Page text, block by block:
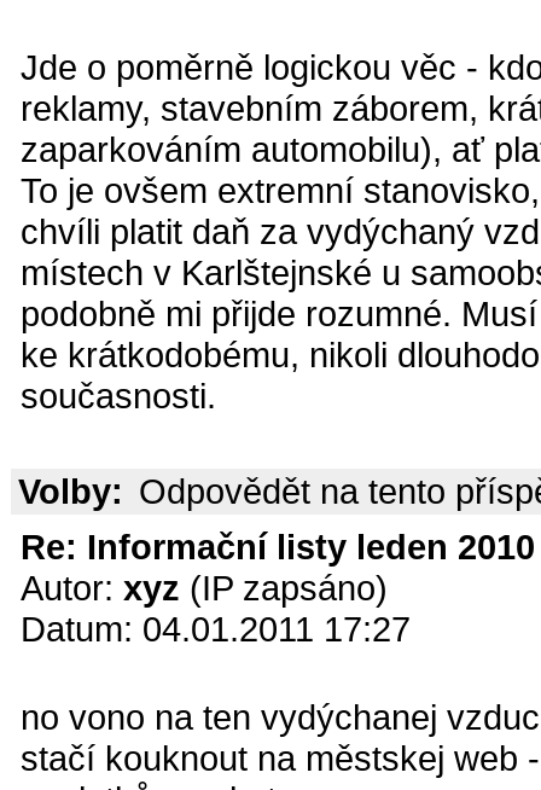
Jde o poměrně logickou věc -
reklamy, stavebním záborem,
zaparkováním automobilu), ať
To je ovšem extremní
chvíli platit daň za vydýchaný
místech v Karlštejnské u
podobně mi přijde rozumné.
ke krátkodobému, nikoli
současnosti.
Volby: Odpovědět na tento
Re: Informační listy leden
Autor: xyz (IP zapsáno)
Datum: 04.01.2011 17:27
no vono na ten vydýchanej
stačí kouknout na městskej web